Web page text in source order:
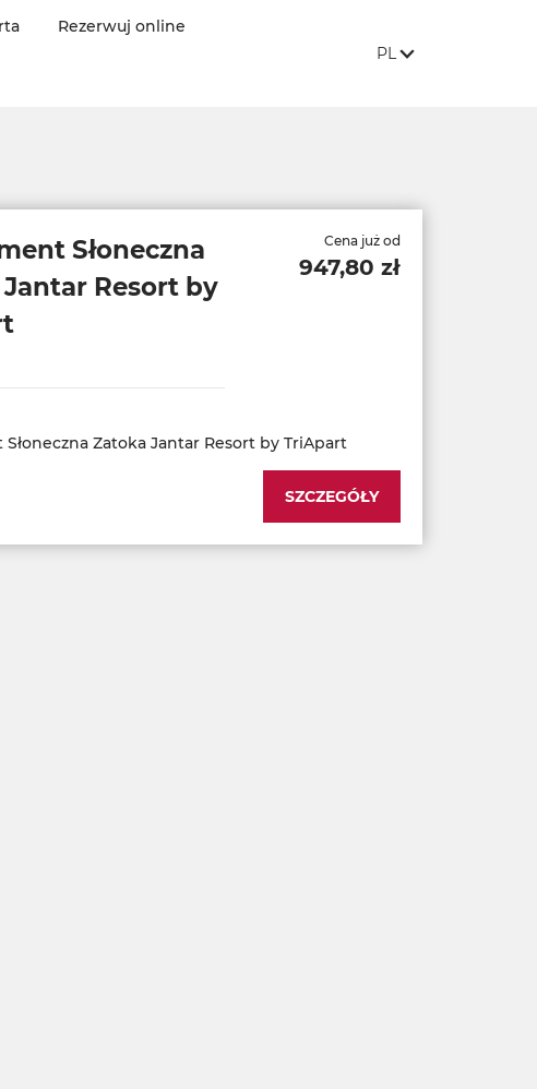
Rezerwuj online
JĘZYK STRONY:
PL
, POKAŻ DOSTĘPNE
Słoneczna
Resort by
Cena już od
947,80 zł
Zatoka Jantar Resort by TriApart
SZCZEGÓŁY